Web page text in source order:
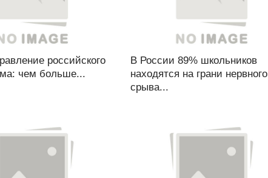
российского
чем больше...
В России 89% школьников
находятся на грани нервного
срыва...